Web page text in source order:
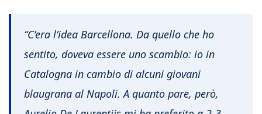
“C’era l’idea Barcellona. Da quello che ho
sentito, doveva essere uno scambio: io in
Catalogna in cambio di alcuni giovani
blaugrana al Napoli. A quanto pare, però,